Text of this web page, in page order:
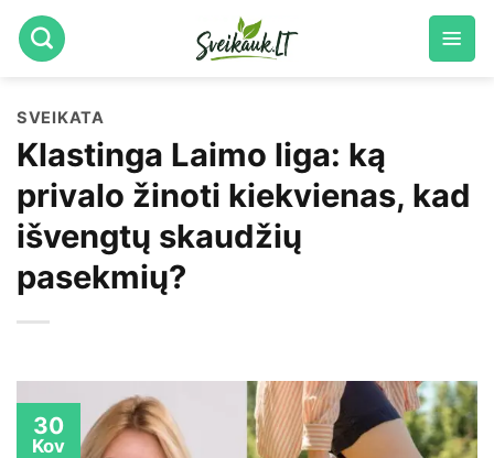
Skip
to
SVEIKATA
Klastinga Laimo liga: ką
privalo žinoti kiekvienas, kad
išvengtų skaudžių
pasekmių?
30
Kov